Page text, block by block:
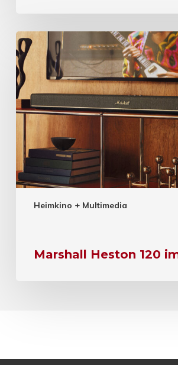
Heimkino + Multimedia
Marshall Heston 120